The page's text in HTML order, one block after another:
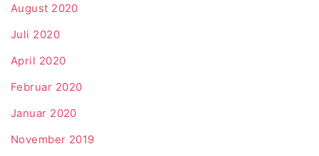
August 2020
Juli 2020
April 2020
Februar 2020
Januar 2020
November 2019